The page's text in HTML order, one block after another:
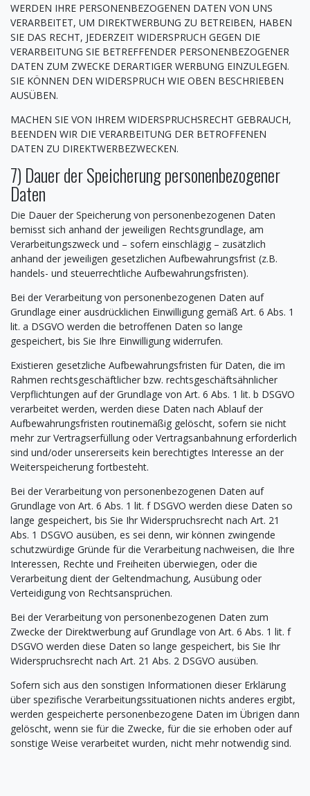
WERDEN IHRE PERSONENBEZOGENEN DATEN VON UNS
VERARBEITET, UM DIREKTWERBUNG ZU BETREIBEN, HABEN
SIE DAS RECHT, JEDERZEIT WIDERSPRUCH GEGEN DIE
VERARBEITUNG SIE BETREFFENDER PERSONENBEZOGENER
DATEN ZUM ZWECKE DERARTIGER WERBUNG EINZULEGEN.
SIE KÖNNEN DEN WIDERSPRUCH WIE OBEN BESCHRIEBEN
AUSÜBEN.
MACHEN SIE VON IHREM WIDERSPRUCHSRECHT GEBRAUCH,
BEENDEN WIR DIE VERARBEITUNG DER BETROFFENEN
DATEN ZU DIREKTWERBEZWECKEN.
7) Dauer der Speicherung personenbezogener
Daten
Die Dauer der Speicherung von personenbezogenen Daten
bemisst sich anhand der jeweiligen Rechtsgrundlage, am
Verarbeitungszweck und – sofern einschlägig – zusätzlich
anhand der jeweiligen gesetzlichen Aufbewahrungsfrist (z.B.
handels- und steuerrechtliche Aufbewahrungsfristen).
Bei der Verarbeitung von personenbezogenen Daten auf
Grundlage einer ausdrücklichen Einwilligung gemäß Art. 6 Abs. 1
lit. a DSGVO werden die betroffenen Daten so lange
gespeichert, bis Sie Ihre Einwilligung widerrufen.
Existieren gesetzliche Aufbewahrungsfristen für Daten, die im
Rahmen rechtsgeschäftlicher bzw. rechtsgeschäftsähnlicher
Verpflichtungen auf der Grundlage von Art. 6 Abs. 1 lit. b DSGVO
verarbeitet werden, werden diese Daten nach Ablauf der
Aufbewahrungsfristen routinemäßig gelöscht, sofern sie nicht
mehr zur Vertragserfüllung oder Vertragsanbahnung erforderlich
sind und/oder unsererseits kein berechtigtes Interesse an der
Weiterspeicherung fortbesteht.
Bei der Verarbeitung von personenbezogenen Daten auf
Grundlage von Art. 6 Abs. 1 lit. f DSGVO werden diese Daten so
lange gespeichert, bis Sie Ihr Widerspruchsrecht nach Art. 21
Abs. 1 DSGVO ausüben, es sei denn, wir können zwingende
schutzwürdige Gründe für die Verarbeitung nachweisen, die Ihre
Interessen, Rechte und Freiheiten überwiegen, oder die
Verarbeitung dient der Geltendmachung, Ausübung oder
Verteidigung von Rechtsansprüchen.
Bei der Verarbeitung von personenbezogenen Daten zum
Zwecke der Direktwerbung auf Grundlage von Art. 6 Abs. 1 lit. f
DSGVO werden diese Daten so lange gespeichert, bis Sie Ihr
Widerspruchsrecht nach Art. 21 Abs. 2 DSGVO ausüben.
Sofern sich aus den sonstigen Informationen dieser Erklärung
über spezifische Verarbeitungssituationen nichts anderes ergibt,
werden gespeicherte personenbezogene Daten im Übrigen dann
gelöscht, wenn sie für die Zwecke, für die sie erhoben oder auf
sonstige Weise verarbeitet wurden, nicht mehr notwendig sind.